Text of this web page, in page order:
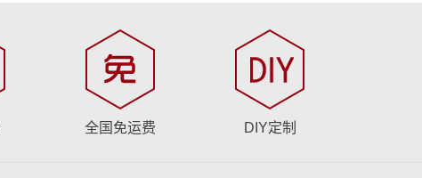
全国免运费 DIY定制